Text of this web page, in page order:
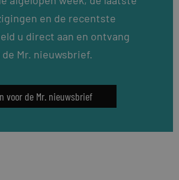
en de recentste
u direct aan en ontvang
Mr. nieuwsbrief.
voor de Mr. nieuwsbrief